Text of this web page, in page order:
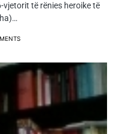
të rënies heroike të